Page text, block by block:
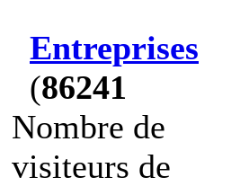
Entreprises
(86241
Nombre de
visiteurs de